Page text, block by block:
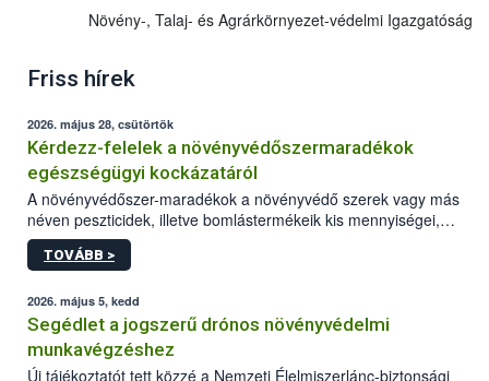
Növény-, Talaj- és Agrárkörnyezet-védelmi Igazgatóság
Friss hírek
2026. május 28, csütörtök
Kérdezz-felelek a növényvédőszermaradékok
egészségügyi kockázatáról
A növényvédőszer-maradékok a növényvédő szerek vagy más
néven peszticidek, illetve bomlástermékeik kis mennyiségei,
melyek a terményekben vagy azok felületén a betakarítást,
szüretelést, illetve tárolást követően is megmaradhatnak. Az
mennyiségének esetenként a kezelt terményeken is jelen kell
lennie. Nem minden élelmiszer tartalmaz szermaradékot.
Azokban az élelmiszerekben is, melyekben kimutathatóak,
általában csak nagyon kis mennyiségben vannak jelen, így nem
TOVÁBB >
2026. május 5, kedd
Segédlet a jogszerű drónos növényvédelmi
munkavégzéshez
Új tájékoztatót tett közzé a Nemzeti Élelmiszerlánc-biztonsági